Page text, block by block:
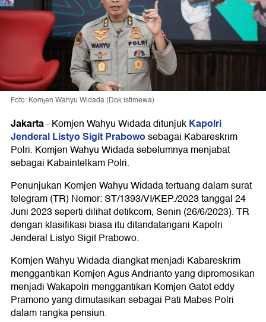
Foto: Komjen Wahyu Widada (Dok.istimewa)
Jakarta-Komjen Wahyu Widada ditunjukKapolri
Jenderal Listyo Sigit Prabowosebagai Kabareskrim
Polri. Komjen Wahyu Widada sebelumnya menjabat
sebagai Kabaintelkam Polri.
Penunjukan Komjen Wahyu Widada tertuang dalam surat
telegram (TR) Nomor: ST/1393/VI/KEP./2023 tanggal 24
Juni 2023 seperti dilihat detikcom, Senin (26/6/2023). TR
dengan klasifikasi biasa itu ditandatangani Kapolri
Jenderal Listyo Sigit Prabowo.
Komjen Wahyu Widada diangkat menjadi Kabareskrim
menggantikan Komjen Agus Andrianto yang dipromosikan
menjadi Wakapolri menggantikan Komjen Gatot eddy
Pramono yang dimutasikan sebagai Pati Mabes Polri
dalam rangka pensiun.